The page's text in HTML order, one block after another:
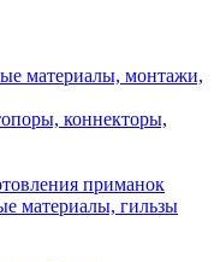
материалы, монтажи,
коннекторы,
приманок
материалы, гильзы